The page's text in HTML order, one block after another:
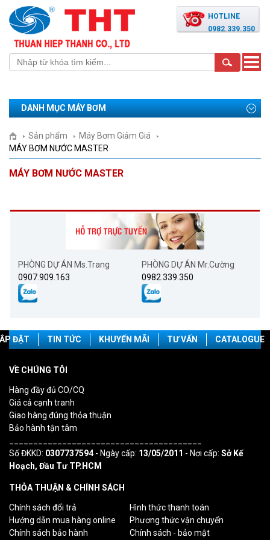
HOTLINE
0982.339.350
Toggle
DANH MỤC MÁY BƠM
Sản phẩm
Máy Bơm Giảm Giá
MÁY BƠM NƯỚC MASTER
MÁY BƠM NƯỚC MASTER
PHÒNG DỰ ÁN Ms.Trang
0907.909.163
PHÒNG DỰ ÁN Mr.Cường
0982.339.350
ĐẶT TIN TỨC KHUYẾN MÃI TƯ VẤN CATALOGUE
VỀ CHÚNG TÔI
Hàng đầy đủ CO/CQ
Giá cả cạnh tranh
Giao hàng đúng thỏa thuận
Bảo hành tận tâm
Số ĐKKD: 0307737594- Ngày cấp: 13/05/2011 - Nơi cấp: Sở Kế
Hoạch, Đầu Tư TP.HCM
THỎA THUẬN & CHÍNH SÁCH
Chính sách đổi trả
Hình thức thanh toán
Hướng dẫn mua hàng online
Phương thức vận chuyển
Chính sách bảo hành
Chính sách - bảo mật